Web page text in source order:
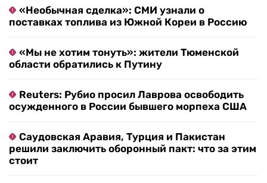
«Необычная сделка»: СМИ узнали о
поставках топлива из Южной Кореи в Россию
«Мы не хотим тонуть»: жители Тюменской
области обратились к Путину
Reuters: Рубио просил Лаврова освободить
осужденного в России бывшего морпеха США
Саудовская Аравия, Турция и Пакистан
решили заключить оборонный пакт: что за этим
стоит